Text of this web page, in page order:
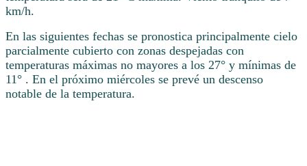
km/h.
En las siguientes fechas se pronostica principalmente cielo
parcialmente cubierto con zonas despejadas con
temperaturas máximas no mayores a los 27° y mínimas de
11° . En el próximo miércoles se prevé un descenso
notable de la temperatura.